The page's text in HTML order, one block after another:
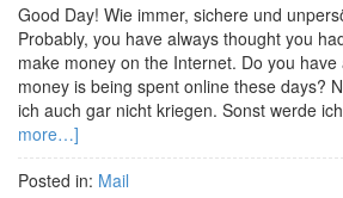
Good Day! Wie immer, sichere und
Probably, you have always thought you
make money on the Internet. Do you
money is being spent online these days?
ich auch gar nicht kriegen. Sonst werde
more…]
Posted in: Mail